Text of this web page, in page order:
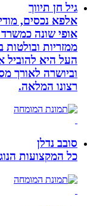
גיל חן תיווך
אלפא נכסים,
אופי שונה כמשרד
ממזריות ובולטות
העל היא להוביל את
וביושרה לאורך
רצונו המלאה.
סובב נדלן
כל המקצועות